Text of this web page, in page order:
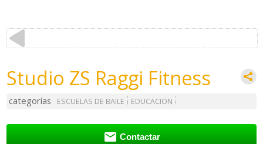
Studio ZS Raggi Fitness
categorías ESCUELAS DE BAILE EDUCACION
 Contactar